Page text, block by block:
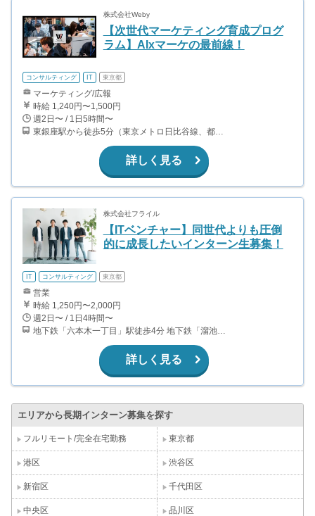
株式会社Weby
【次世代マーケティング育成プログ
ラム】AIxマーケの最前線！
コンサルティング IT 東京都
マーケティング/広報
時給 1,240円〜1,500円
週2日〜 / 1日5時間〜
東銀座駅から徒歩5分（東京メトロ日比谷線、都営浅草線） 築地駅から徒歩３分 新富町駅から徒歩５分
詳しく見る
株式会社フライル
【ITベンチャー】同世代よりも圧倒
的に成長したいインターン生募集！
IT コンサルティング 東京都
営業
時給 1,250円〜2,000円
週2日〜 / 1日4時間〜
地下鉄「六本木一丁目」駅徒歩4分 地下鉄「溜池山王」駅徒歩6分 地下鉄「神谷町」駅徒歩6分 地下鉄「虎ノ門」駅徒歩10分 地下鉄「虎ノ門ヒルズ」駅徒歩8分
詳しく見る
エリアから長期インターン募集を探す
フルリモート/完全在宅勤務 東京都
港区 渋谷区
新宿区 千代田区
中央区 品川区